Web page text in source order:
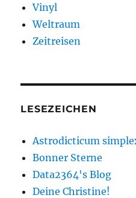
Vinyl
Weltraum
Zeitreisen
LESEZEICHEN
Astrodicticum
Bonner Sterne
Data2364's Blog
Deine Christine!